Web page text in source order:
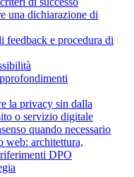
una dichiarazione di
feedback e procedura di
la privacy sin dalla
o servizio digitale
quando necessario
web: architettura,
DPO